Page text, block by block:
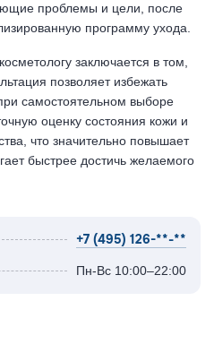
проблемы и цели, после
программу ухода.
заключается в том,
позволяет избежать
самостоятельном выборе
оценку состояния кожи и
что значительно повышает
быстрее достичь желаемого
+7 (495) 126-**-**
Пн-Вс 10:00–22:00